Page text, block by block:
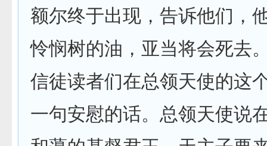
额尔终于出现，告诉他们，
怜悯树的油，亚当将会死去
信徒读者们在总领天使的这
一句安慰的话。总领天使说